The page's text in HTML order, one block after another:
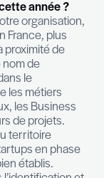
des
en
aux
de
sessions
Job
sur